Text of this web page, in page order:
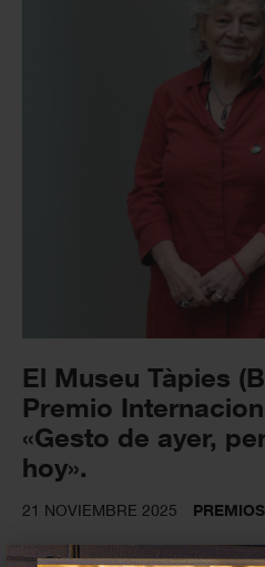
El Museu Tàpies
Premio
«Gesto de ayer,
hoy».
21 NOVIEMBRE 2025